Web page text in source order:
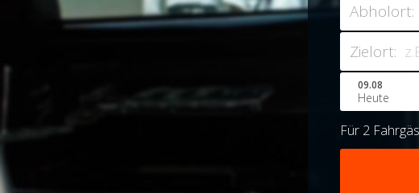
Abholort:
Zielort:
09.08
Heute
Für 2